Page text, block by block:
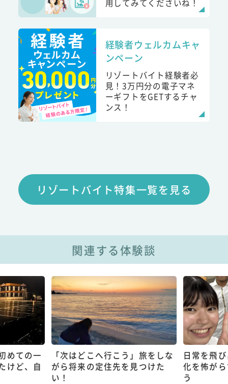
用してみてくださいね！
経験者ウェルカムキャ
ンペーン
リゾートバイト経験者必
見！3万円分の電子マネ
ーギフトをGETするチャ
ンス！
リゾートバイト特集一覧を見る
関連する体験談
めての一
けど、自
「次はどこへ行こう」旅をしな
がら将来の定住先を見つけた
い！
日常を飛
化を怖が
う